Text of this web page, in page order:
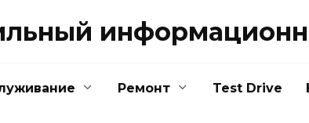
Ремонт Test Drive